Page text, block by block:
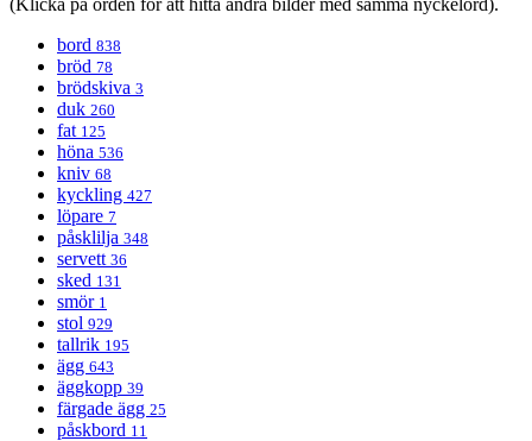
bord 838
bröd 78
brödskiva 3
duk 260
fat 125
höna 536
kniv 68
kyckling 427
löpare 7
påsklilja 348
servett 36
sked 131
smör 1
stol 929
tallrik 195
ägg 643
äggkopp 39
färgade ägg 25
påskbord 11